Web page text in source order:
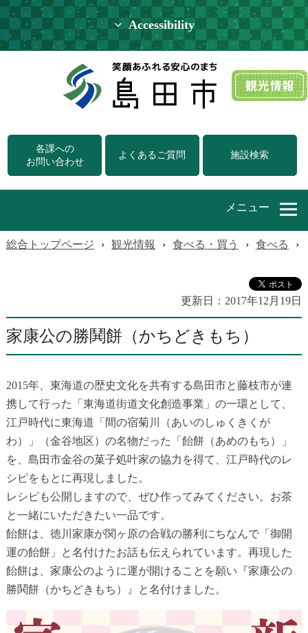
Accessibility
各課への
お問い合わせ
よくあるご質問 施設検索
メニュー
総合トップページ › 観光情報 › 食べる・買う › 食べる ›
更新日： 2017年12月19日
家康公の勝鬨餅（かちどきもち）
2015年、東海道の歴史文化を共有する島田市と藤枝市が連
携して行った「東海道街道文化創造事業」の一環として、
江戸時代に東海道「間の宿菊川（あいのしゅくきくが
わ）」（金谷地区）の名物だった「飴餅（あめのもち）」
を、島田市金谷の菓子処叶家の協力を得て、江戸時代のレ
シピをもとに再現しました。
レシピも公開しますので、ぜひ作ってみてください。お茶
と一緒にいただきたい一品です。
飴餅は、徳川家康が関ヶ原の合戦の勝利にちなんで「御開
運の飴餅」と名付けたお話も伝えられています。再現した
飴餅は、家康公のように運が開けることを願い『家康公の
勝鬨餅（かちどきもち）』と名付けました。